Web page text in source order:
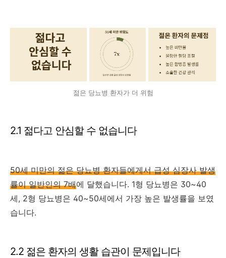
젊은 당뇨병 환자가 더 위험
2.1 젊다고 안심할 수 없습니다
50세 미만의 젊은 당뇨병 환자들에게서 급성 심장사 발생
률이 일반인의 7배에 달했습니다. 1형 당뇨병은 30~40
세, 2형 당뇨병은 40~50세에서 가장 높은 발생률을 보였
습니다.
2.2 젊은 환자의 생활 습관이 문제입니다